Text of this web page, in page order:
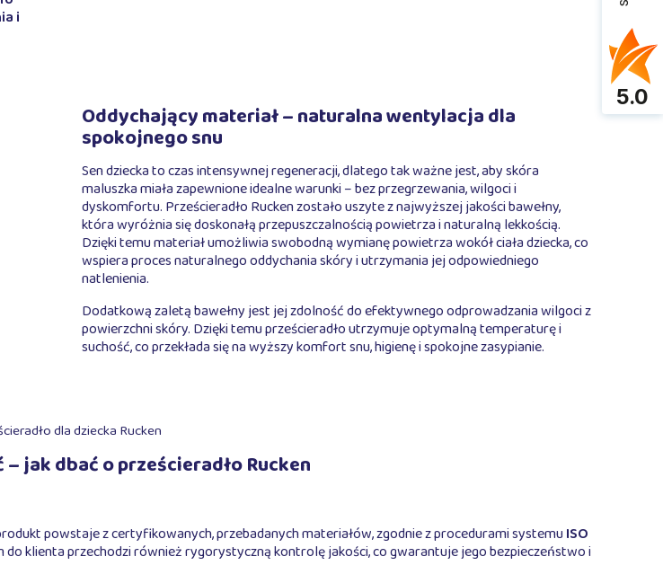
i
Oddychający materiał – naturalna wentylacja dla
spokojnego snu
Sen dziecka to czas intensywnej regeneracji, dlatego tak ważne jest, aby skóra
maluszka miała zapewnione idealne warunki – bez przegrzewania, wilgoci i
dyskomfortu. Prześcieradło Rucken zostało uszyte z najwyższej jakości bawełny,
która wyróżnia się doskonałą przepuszczalnością powietrza i naturalną lekkością.
Dzięki temu materiał umożliwia swobodną wymianę powietrza wokół ciała dziecka, co
wspiera proces naturalnego oddychania skóry i utrzymania jej odpowiedniego
natlenienia.
Dodatkową zaletą bawełny jest jej zdolność do efektywnego odprowadzania wilgoci z
powierzchni skóry. Dzięki temu prześcieradło utrzymuje optymalną temperaturę i
suchość, co przekłada się na wyższy komfort snu, higienę i spokojne zasypianie.
jak dbać o prześcieradło Rucken
powstaje z certyfikowanych, przebadanych materiałów, zgodnie z procedurami systemuISO
klienta przechodzi również rygorystyczną kontrolę jakości, co gwarantuje jego bezpieczeństwo i
5.0